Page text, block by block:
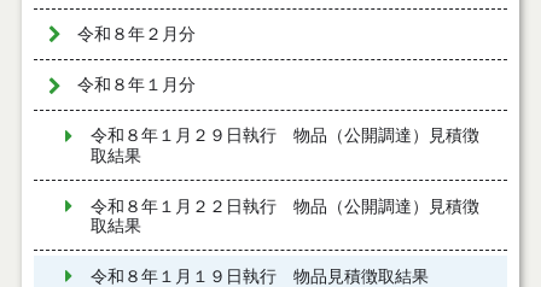
令和８年２月分
令和８年１月分
令和８年１月２９日執行 物品（公開調達）見積徴
取結果
令和８年１月２２日執行 物品（公開調達）見積徴
取結果
令和８年１月１９日執行 物品見積徴取結果